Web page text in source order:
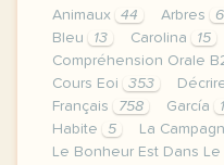
Animaux 44 Arbres 6
Bleu
13 Carolina 15
Compréhension Orale
Cours Eoi
353
Français
758 García
Habite
5 La
Le Bonheur Est Dans Le